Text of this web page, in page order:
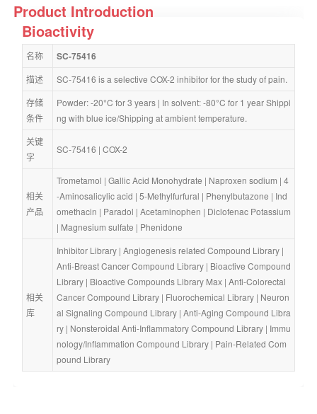
Product Introduction
Bioactivity
名称 SC-75416
描述
SC-75416 is a selective COX-2 inhibitor for the study of pain.
存储
条件
Powder: -20°C for 3 years | In solvent: -80°C for 1 year Shippi
ng with blue ice/Shipping at ambient temperature.
关键
字
SC-75416 | COX-2
相关
产品
Trometamol | Gallic Acid Monohydrate | Naproxen sodium | 4
-Aminosalicylic acid | 5-Methylfurfural | Phenylbutazone | Ind
omethacin | Paradol | Acetaminophen | Diclofenac Potassium
| Magnesium sulfate | Phenidone
相关
库
Inhibitor Library | Angiogenesis related Compound Library
Anti-Breast Cancer Compound Library | Bioactive Compound
Library | Bioactive Compounds Library Max | Anti-Colorectal
Cancer Compound Library | Fluorochemical Library | Neuron
al Signaling Compound Library | Anti-Aging Compound Libra
ry | Nonsteroidal Anti-Inflammatory Compound Library | Immu
nology/Inflammation Compound Library | Pain-Related Com
pound Library